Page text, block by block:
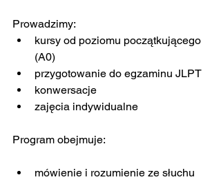
Prowadzimy:
kursy od poziomu początkującego
(A0)
przygotowanie do egzaminu JLPT
konwersacje
zajęcia indywidualne
Program obejmuje:
mówienie i rozumienie ze słuchu